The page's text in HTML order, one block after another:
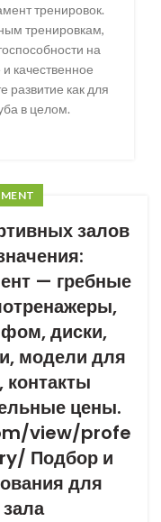
тренировок.
тренировкам,
на
качественное
развитие как для
в целом.
залов
— гребные
диски,
модели для
цены.
view/profe
Подбор и
для